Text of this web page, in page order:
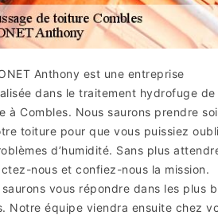
Anthony est une entreprise
dans le traitement hydrofuge de
à Combles. Nous saurons prendre
toiture pour que vous puissiez
d’humidité. Sans plus
nous et confiez-nous la mission.
saurons vous répondre dans les plus
Notre équipe viendra ensuite chez